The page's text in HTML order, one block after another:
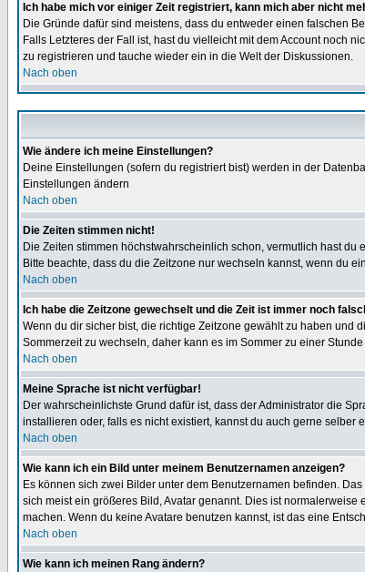
Ich habe mich vor einiger Zeit registriert, kann mich aber nicht
Die Gründe dafür sind meistens, dass du entweder einen falschen
Falls Letzteres der Fall ist, hast du vielleicht mit dem Account noch
zu registrieren und tauche wieder ein in die Welt der Diskussionen.
Nach oben
Wie ändere ich meine Einstellungen?
Deine Einstellungen (sofern du registriert bist) werden in der
Einstellungen ändern
Nach oben
Die Zeiten stimmen nicht!
Die Zeiten stimmen höchstwahrscheinlich schon, vermutlich hast
Bitte beachte, dass du die Zeitzone nur wechseln kannst, wenn du
Nach oben
Ich habe die Zeitzone gewechselt und die Zeit ist immer noch
Wenn du dir sicher bist, die richtige Zeitzone gewählt zu haben und
Sommerzeit zu wechseln, daher kann es im Sommer zu einer
Nach oben
Meine Sprache ist nicht verfügbar!
Der wahrscheinlichste Grund dafür ist, dass der Administrator die
installieren oder, falls es nicht existiert, kannst du auch gerne
Nach oben
Wie kann ich ein Bild unter meinem Benutzernamen anzeigen?
Es können sich zwei Bilder unter dem Benutzernamen befinden.
sich meist ein größeres Bild, Avatar genannt. Dies ist
machen. Wenn du keine Avatare benutzen kannst, ist das eine
Nach oben
Wie kann ich meinen Rang ändern?